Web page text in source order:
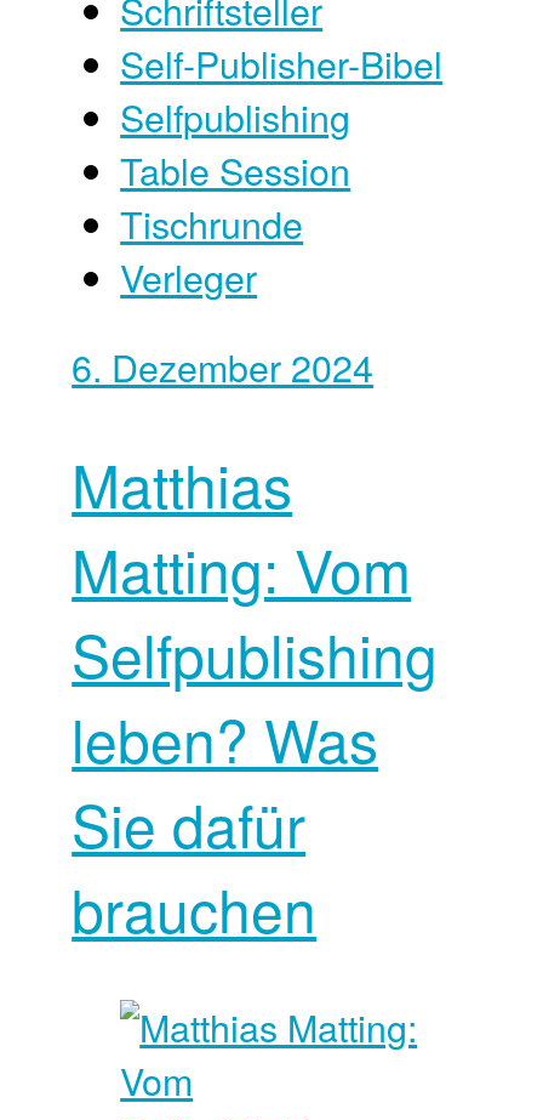
Self-Publisher-Bibel
Selfpublishing
Table Session
Tischrunde
Verleger
6. Dezember 2024
Matthias
Matting: Vom
Selfpublishing
leben? Was
Sie dafür
brauchen